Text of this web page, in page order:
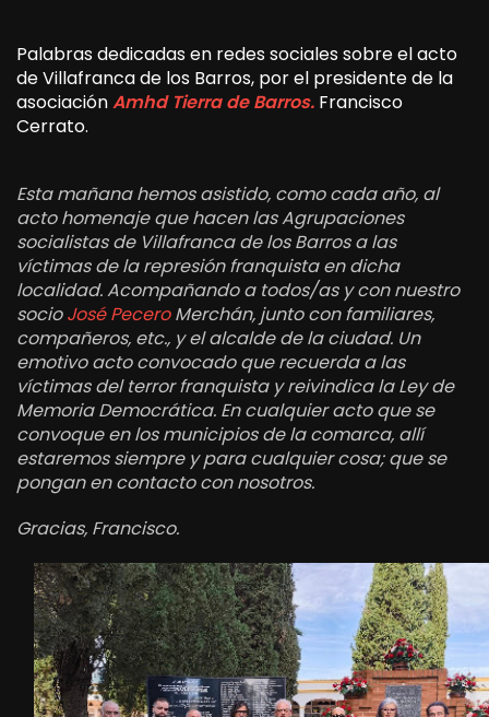
Palabras dedicadas en redes sociales sobre el acto
de Villafranca de los Barros, por el presidente de la
asociaciónAmhd Tierra de Barros. Francisco
Cerrato.
Esta mañana hemos asistido, como cada año, al
acto homenaje que hacen las Agrupaciones
socialistas de Villafranca de los Barros a las
víctimas de la represión franquista en dicha
localidad. Acompañando a todos/as y con nuestro
socioJosé PeceroMerchán, junto con familiares,
compañeros, etc., y el alcalde de la ciudad. Un
emotivo acto convocado que recuerda a las
víctimas del terror franquista y reivindica la Ley de
Memoria Democrática. En cualquier acto que se
convoque en los municipios de la comarca, allí
estaremos siempre y para cualquier cosa; que se
pongan en contacto con nosotros.
Gracias, Francisco.